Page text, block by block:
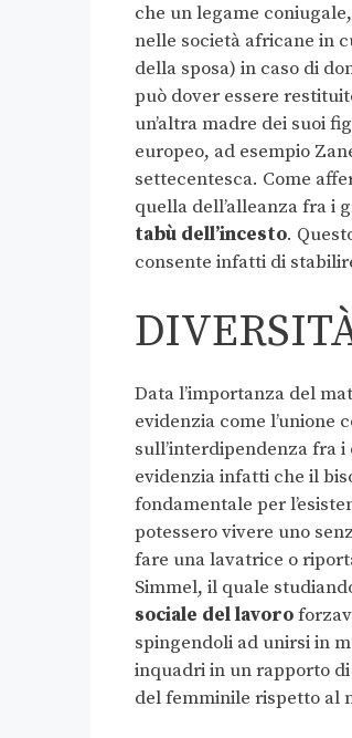
che un legame
nelle società africane in
della sposa) in caso di
può dover essere
un’altra madre dei suoi
europeo, ad esempio
settecentesca. Come
quella dell’alleanza fra i
tabù dell’incesto.
consente infatti di
Data l’importanza del
evidenzia come l’unione
sull’interdipendenza fra
evidenzia infatti che il
fondamentale per
potessero vivere uno
fare una lavatrice o
Simmel, il quale
sociale del lavoro
spingendoli ad unirsi in
inquadri in un rapporto di
del femminile rispetto al